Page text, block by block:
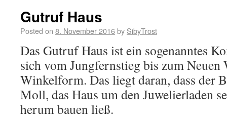
Gutruf Haus
Posted on 8. November 2016by SibyTrost
Das Gutruf Haus ist ein sogenanntes
sich vom Jungfernstieg bis zum Neuen
Winkelform. Das liegt daran, dass der
Moll, das Haus um den Juwelierladen
herum bauen ließ.